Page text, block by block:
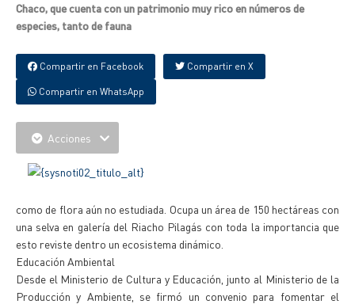
Chaco, que cuenta con un patrimonio muy rico en números de
especies, tanto de fauna
Compartir en Facebook Compartir en X
Compartir en WhatsApp
Acciones
como de flora aún no estudiada. Ocupa un área de 150 hectáreas con
una selva en galería del Riacho Pilagás con toda la importancia que
esto reviste dentro un ecosistema dinámico.
Educación Ambiental
Desde el Ministerio de Cultura y Educación, junto al Ministerio de la
Producción y Ambiente, se firmó un convenio para fomentar el